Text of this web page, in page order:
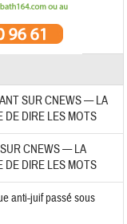
SUR CNEWS — LA
DE DIRE LES MOTS
CNEWS — LA
DE DIRE LES MOTS
anti-juif passé sous